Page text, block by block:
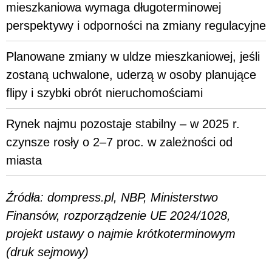
mieszkaniowa wymaga długoterminowej
perspektywy i odporności na zmiany regulacyjne
Planowane zmiany w uldze mieszkaniowej, jeśli
zostaną uchwalone, uderzą w osoby planujące
flipy i szybki obrót nieruchomościami
Rynek najmu pozostaje stabilny – w 2025 r.
czynsze rosły o 2–7 proc. w zależności od
miasta
Źródła: dompress.pl, NBP, Ministerstwo
Finansów, rozporządzenie UE 2024/1028,
projekt ustawy o najmie krótkoterminowym
(druk sejmowy)